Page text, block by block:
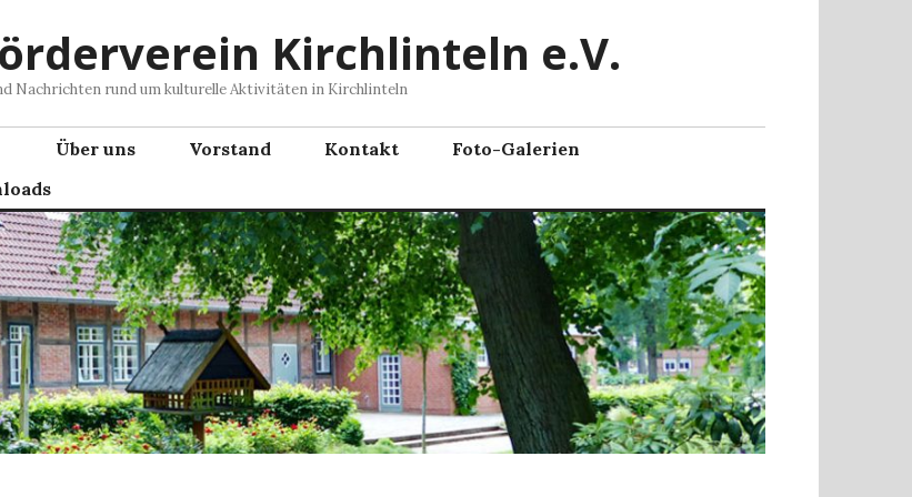
Kirchlinteln e.V.
Nachrichten rund um kulturelle Aktivitäten in Kirchlinteln
Über uns Vorstand Kontakt
Foto-Galerien